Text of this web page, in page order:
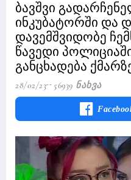
ბავშვი
ინკუბატორში და
დავემშვიდობე
წავედი
განცხადება
28/02/23 56939 Ნახვა